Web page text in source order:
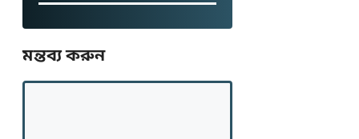
মন্তব্য করুন
মন্তব্য